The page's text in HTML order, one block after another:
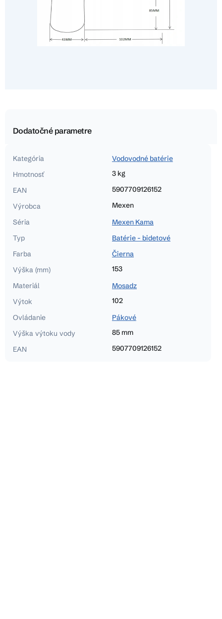
Dodatočné parametre
Kategória
Vodovodné batérie
Hmotnosť
3 kg
EAN
5907709126152
Výrobca
Mexen
Séria
Mexen Kama
Typ
Batérie - bidetové
Farba
Čierna
Výška (mm)
153
Materiál
Mosadz
Výtok
102
Ovládanie
Pákové
Výška výtoku vody
85 mm
EAN
5907709126152